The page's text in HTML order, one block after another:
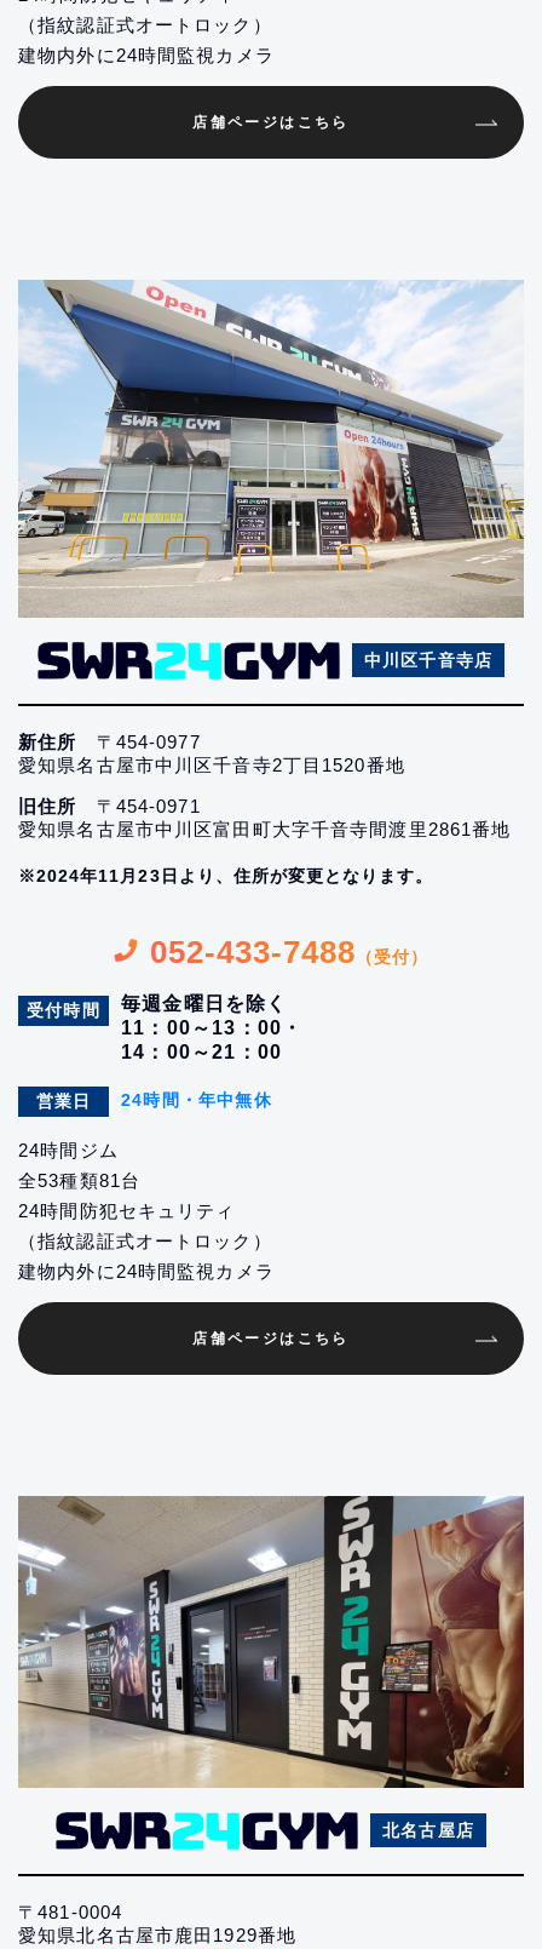
（指紋認証式オートロック）
建物内外に24時間監視カメラ
店舗ページはこちら
中川区千音寺店
新住所 〒454-0977
愛知県名古屋市中川区千音寺2丁目1520番地
旧住所 〒454-0971
愛知県名古屋市中川区富田町大字千音寺間渡里2861番地
※2024年11月23日より、住所が変更となります。
052-433-7488 （受付）
受付時間
毎週金曜日を除く
11：00～13：00・
14：00～21：00
営業日 24時間・年中無休
24時間ジム
全53種類81台
24時間防犯セキュリティ
（指紋認証式オートロック）
建物内外に24時間監視カメラ
店舗ページはこちら
北名古屋店
〒481-0004
愛知県北名古屋市鹿田1929番地